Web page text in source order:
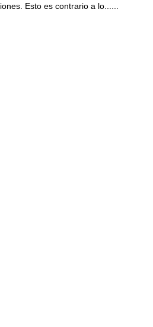
Esto es contrario a lo......